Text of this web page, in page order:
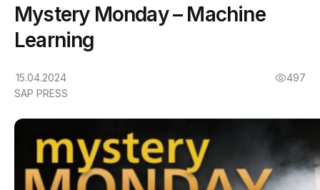
Mystery Monday – Machine
Learning
15.04.2024
SAP PRESS
497